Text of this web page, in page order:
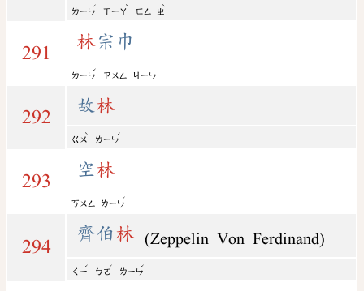
ㄌㄧㄣ
ˊ
ㄒㄧㄚ
ˋ
ㄈㄥ ㄓ
ˋ
291
林宗巾
ㄌㄧㄣ
ˊ
ㄗㄨㄥ ㄐㄧㄣ
292
故 林
ㄍㄨ
ˋ
ㄌㄧㄣ
ˊ
293
空林
ㄎㄨㄥ ㄌㄧㄣ
ˊ
294
齊伯林 (Zeppelin Von Ferdinand)
ㄑㄧ
ˊ
ㄅㄛ
ˊ
ㄌㄧㄣ
ˊ